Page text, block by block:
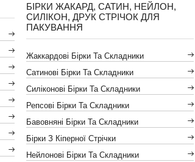
БІРКИ ЖАКАРД, САТИН, НЕЙЛОН,
СИЛІКОН, ДРУК СТРІЧОК ДЛЯ
ПАКУВАННЯ
Жаккардові Бірки Та Складники
Сатинові Бірки Та Складники
Силіконові Бірки Та Складники
Репсові Бірки Та Складники
Бавовняні Бірки Та Складники
Бірки З Кіперної Стрічки
Нейлонові Бірки Та Складники